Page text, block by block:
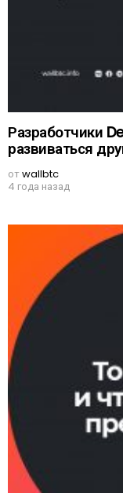
Разработчики
развиваться
отwallbtc
4 года назад